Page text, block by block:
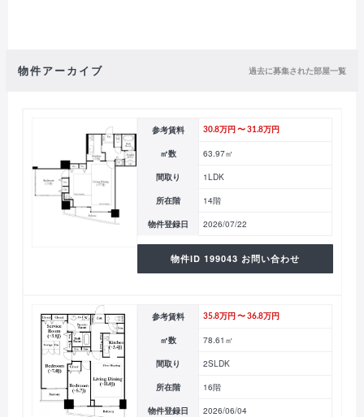
物件アーカイブ 過去に募集された部屋一覧
参考賃料 30.8万円 〜 31.8万円
㎡数 63.97㎡
間取り 1LDK
所在階 14階
物件登録日 2026/07/22
物件ID 199043 お問い合わせ
参考賃料 35.8万円 〜 36.8万円
㎡数 78.61㎡
間取り 2SLDK
所在階 16階
物件登録日 2026/06/04